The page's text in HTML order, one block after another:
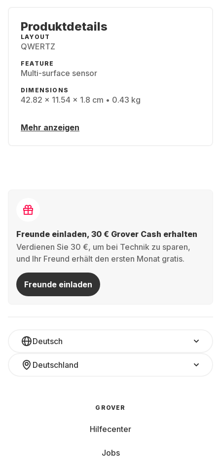
Produktdetails
LAYOUT
QWERTZ
FEATURE
Multi-surface sensor
DIMENSIONS
42.82 x 11.54 x 1.8 cm • 0.43 kg
Mehr anzeigen
Freunde einladen, 30 € Grover Cash erhalten
Verdienen Sie 30 €, um bei Technik zu sparen,
und Ihr Freund erhält den ersten Monat gratis.
Freunde einladen
Deutsch
Deutschland
GROVER
Hilfecenter
Jobs